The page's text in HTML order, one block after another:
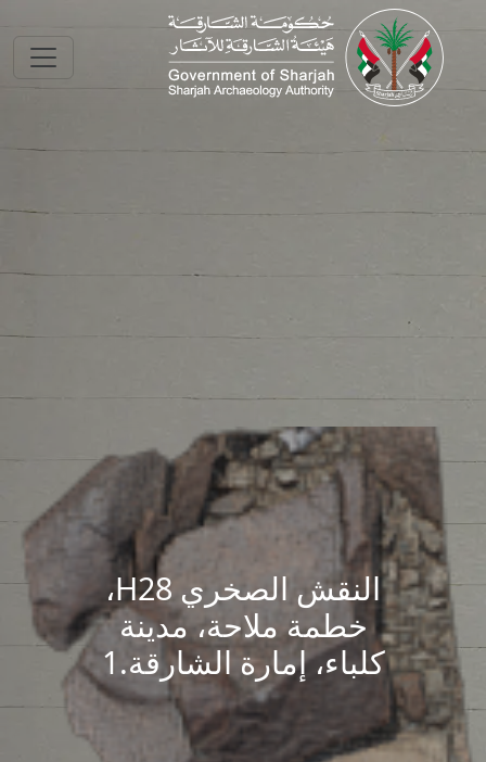
Skip to main
النقش الصخري H28،
خطمة ملاحة، مدينة
كلباء، إمارة الشارقة.1